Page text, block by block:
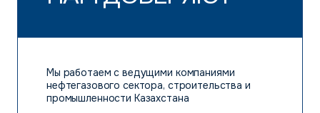
Мы работаем с ведущими компаниями
нефтегазового сектора, строительства и
промышленности Казахстана